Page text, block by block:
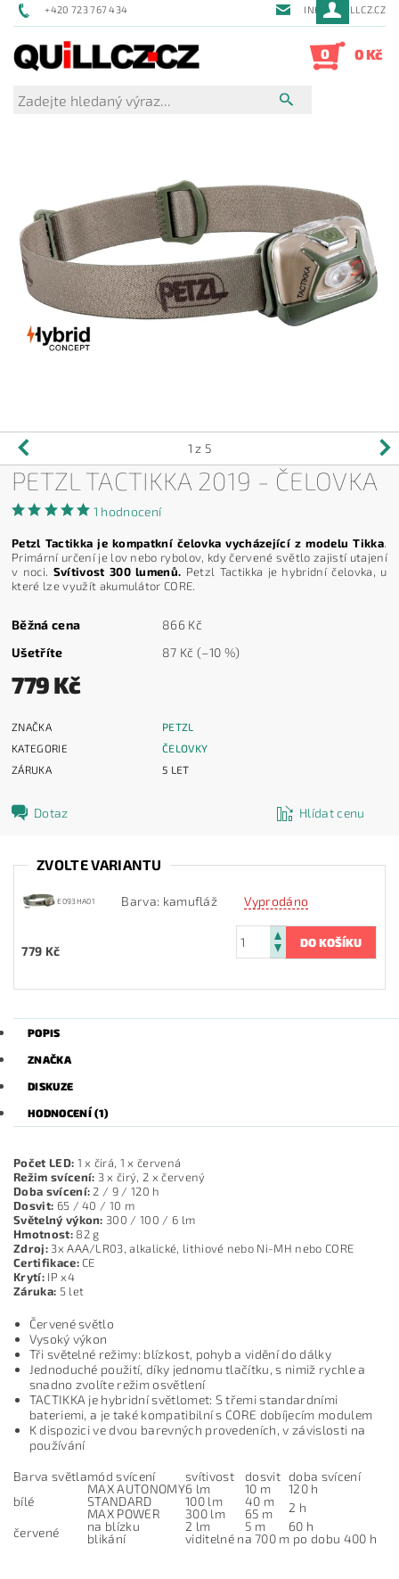
+420 723 767 434 INFO@QUILLCZ.CZ
0 0 Kč
1 z 5
PETZL TACTIKKA 2019 - ČELOVKA
1 hodnocení
Petzl Tactikka je kompatkní čelovka vycházející z modelu Tikka.
Primární určení je lov nebo rybolov, kdy červené světlo zajistí utajení
v noci. Svítivost 300 lumenů. Petzl Tactikka je hybridní čelovka, u
které lze využít akumulátor CORE.
Běžná cena
866 Kč
Ušetříte
87 Kč(–10 %)
779 Kč
ZNAČKA
PETZL
KATEGORIE
ČELOVKY
ZÁRUKA
5 LET
Dotaz Hlídat cenu
ZVOLTE VARIANTU
E093HA01 Barva: kamufláž Vyprodáno
779 Kč
POPIS
ZNAČKA
DISKUZE
HODNOCENÍ (1)
Počet LED: 1 x čirá, 1 x červená
Režim svícení: 3 x čirý, 2 x červený
Doba svícení: 2 / 9 / 120 h
Dosvit: 65 / 40 / 10 m
Světelný výkon: 300 / 100 / 6 lm
Hmotnost:82 g
Zdroj:3x AAA/LR03, alkalické, lithiové nebo Ni-MH nebo CORE
Certifikace:CE
Krytí:IP x4
Záruka: 5 let
Červené světlo
Vysoký výkon
Tři světelné režimy: blízkost, pohyb a vidění do dálky
Jednoduché použití, díky jednomu tlačítku, s nimiž rychle a
snadno zvolíte režim osvětlení
TACTIKKA je hybridní světlomet: S třemi standardními
bateriemi, a je také kompatibilní s CORE dobíjecím modulem
K dispozici ve dvou barevných provedeních, v závislosti na
používání
Barva světlamód svícení svítivost dosvit doba svícení
bílé
MAX AUTONOMY6 lm 10 m
120 h
STANDARD
100 lm 40 m 2 h
MAX POWER 300 lm
65 m
červené
na blízku 2 lm 5 m
60 h
blikání
viditelné na 700 m po dobu 400 h